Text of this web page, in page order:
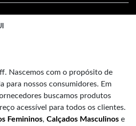
Nascemos com o propósito de
para nossos consumidores. Em
buscamos produtos
acessível para todos os clientes.
Femininos, Calçados Masculinos e